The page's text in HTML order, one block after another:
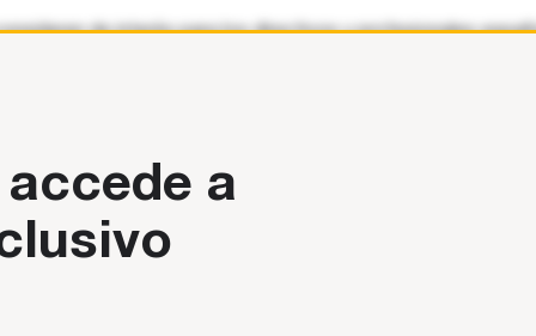
de interés para los directivos y profesionales
a